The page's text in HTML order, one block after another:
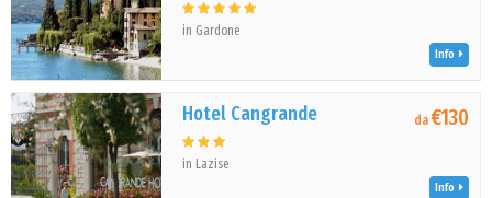
in Gardone
Info
Hotel Cangrande
in Lazise
da€130
Info